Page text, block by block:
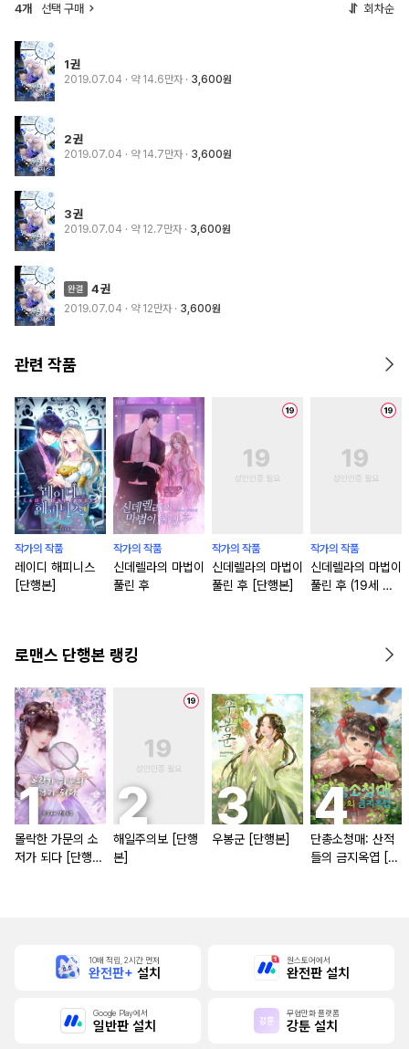
4개 선택 구매 회차순
1권
2019.07.04 · 약 14.6만자 3,600원
2권
2019.07.04 · 약 14.7만자 3,600원
3권
2019.07.04 · 약 12.7만자 3,600원
4권
2019.07.04 · 약 12만자 3,600원
관련 작품
작가의 작품
레이디 해피니스
[단행본]
작가의 작품
신데렐라의 마법이
풀린 후
작가의 작품
신데렐라의 마법이
풀린 후 [단행본]
작가의 작품
신데렐라의 마법이
풀린 후 (19세 개
로맨스 단행본 랭킹
몰락한 가문의 소
저가 되다 [단행
해일주의보 [단행
본]
우봉군 [단행본]
단총소청매: 산적
들의 금지옥엽 [단
10배 적립, 2시간 먼저
완전판+ 설치
원스토어에서
완전판 설치
Google Play에서
일반판 설치
무협만화 플랫폼
강툰 설치